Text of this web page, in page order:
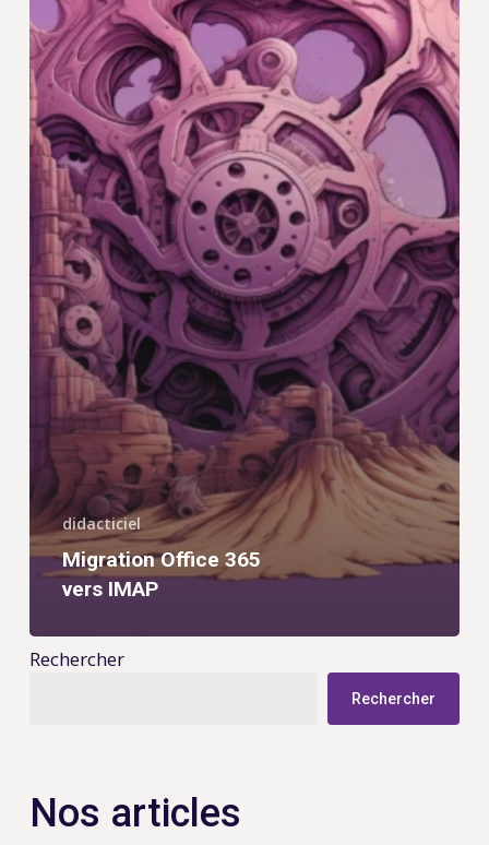
didacticiel
Migration Office 365
vers IMAP
Rechercher
Rechercher
Nos articles